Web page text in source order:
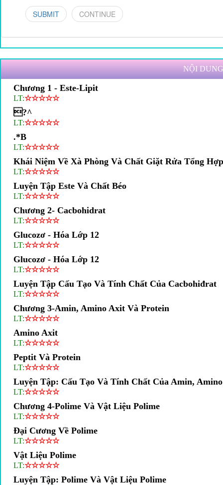
NỘI
Chương 1 - Este-Lipit
LT:☆☆☆☆☆
?^
LT:☆☆☆☆☆
.*b
LT:☆☆☆☆☆
Khái Niệm Về Xà Phòng Và Chất Giặt Rửa Tổng Hợp
LT:☆☆☆☆☆
Luyện Tập Este Và Chất Béo
LT:☆☆☆☆☆
Chương 2- Cacbohidrat
LT:☆☆☆☆☆
Glucozơ - Hóa Lớp 12
LT:☆☆☆☆☆
Glucozơ - Hóa Lớp 12
LT:☆☆☆☆☆
Luyện Tập Cấu Tạo Và Tính Chất Của Cacbohiđrat
LT:☆☆☆☆☆
Chương 3-Amin, Amino Axit Và Protein
LT:☆☆☆☆☆
Amino Axit
LT:☆☆☆☆☆
Peptit Và Protein
LT:☆☆☆☆☆
Luyện Tập: Cấu Tạo Và Tính Chất Của Amin,
LT:☆☆☆☆☆
Chương 4-Polime Và Vật Liệu Polime
LT:☆☆☆☆☆
Đại Cương Về Polime
LT:☆☆☆☆☆
Vật Liệu Polime
LT:☆☆☆☆☆
Luyện Tập: Polime Và Vật Liệu Polime